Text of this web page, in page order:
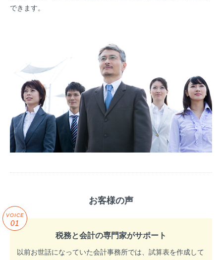
できます。
お客様の声
VOICE
01
税務と会計の専門家がサポート
以前お世話になっていた会計事務所では、試算表を作成して